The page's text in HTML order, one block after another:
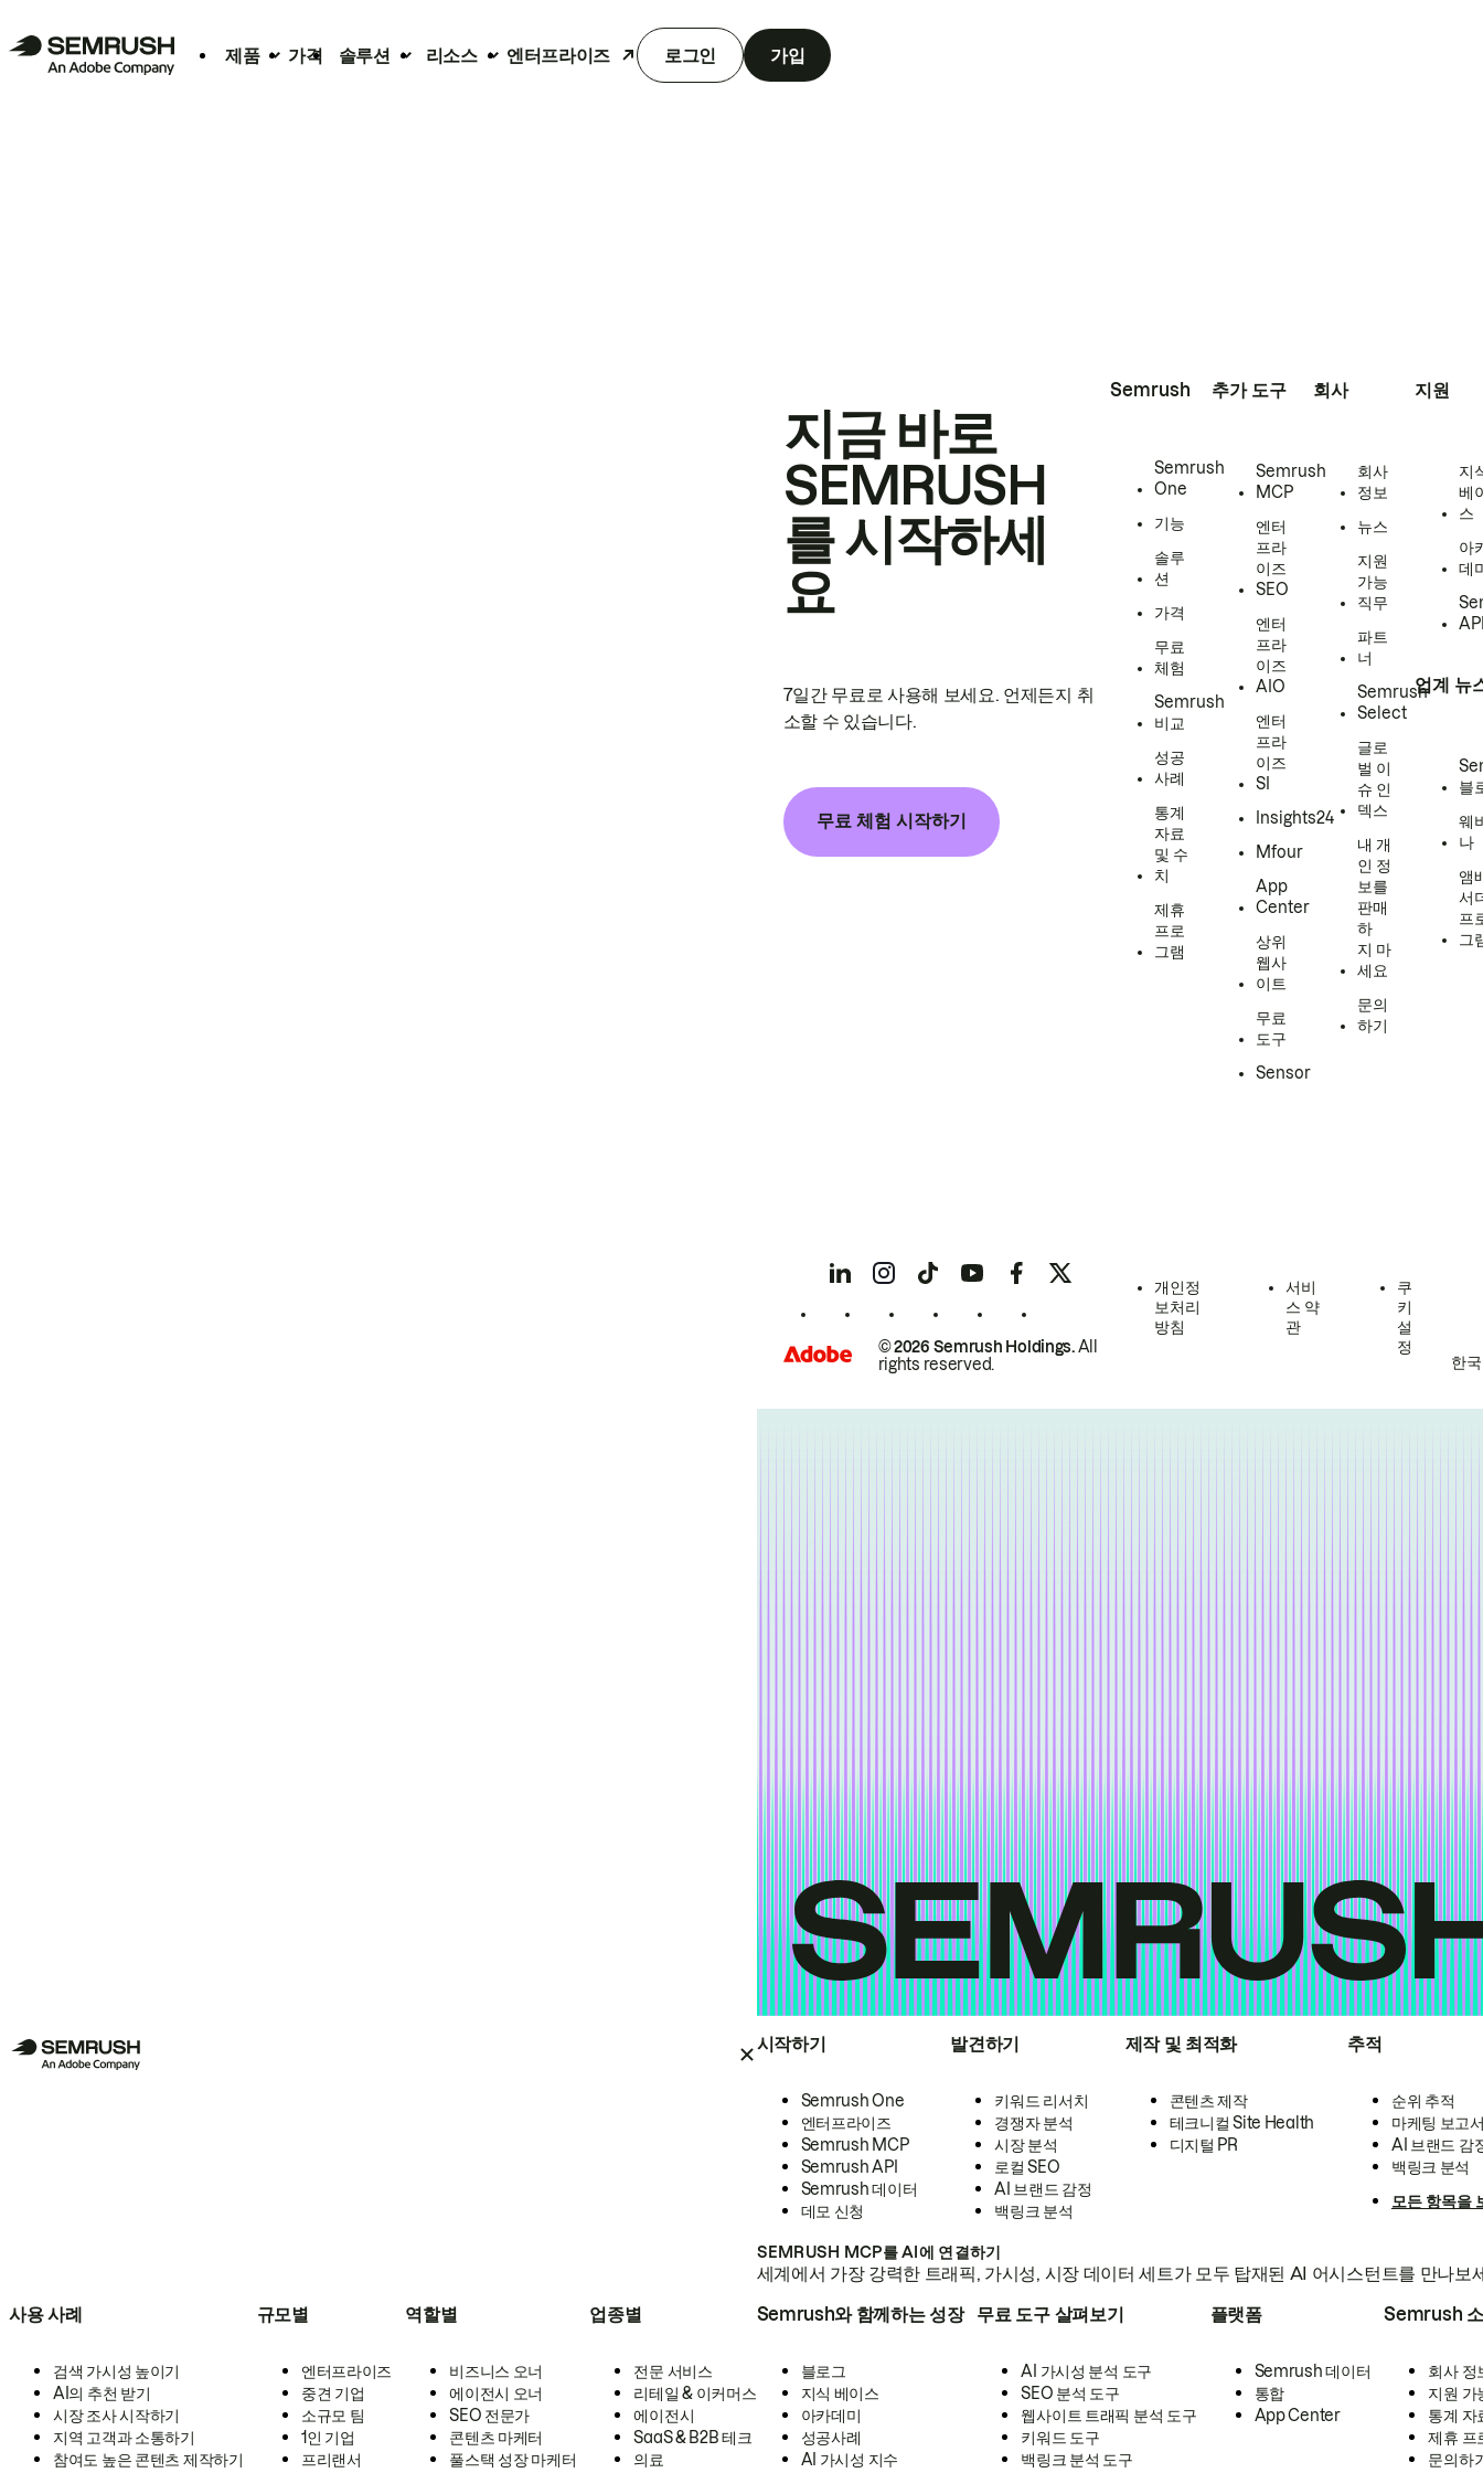
제품 가격 솔루션 리소스 엔터프라이즈 로그인 가입
시작하기
Semrush One
엔터프라이즈
Semrush MCP
Semrush API
Semrush 데이터
데모 신청
발견하기
키워드 리서치
경쟁자 분석
시장 분석
로컬 SEO
AI 브랜드 감정
백링크 분석
제작 및 최적화
콘텐츠 제작
테크니컬 Site Health
디지털 PR
추적
순위 추적
마케팅 보고
AI 브랜드 감
백링크 분석
모든 항목을
SEMRUSH MCP를 AI에 연결하기
세계에서 가장 강력한 트래픽, 가시성, 시장 데이터 세트가 모두 탑재된 AI 어시스턴트를 만나보
사용 사례
검색 가시성 높이기
AI의 추천 받기
시장 조사 시작하기
지역 고객과 소통하기
참여도 높은 콘텐츠 제작하기
규모별
엔터프라이즈
중견 기업
소규모 팀
1인 기업
프리랜서
역할별
비즈니스 오너
에이전시 오너
SEO 전문가
콘텐츠 마케터
풀스택 성장 마케터
업종별
전문 서비스
리테일 & 이커머스
에이전시
SaaS & B2B 테크
의료
Semrush와 함께하는 성장
블로그
지식 베이스
아카데미
성공사례
AI 가시성 지수
무료 도구 살펴보기
AI 가시성 분석 도구
SEO 분석 도구
웹사이트 트래픽 분석 도구
키워드 도구
백링크 분석 도구
플랫폼
Semrush 데이터
통합
App Center
Semrush
회사 정
지원 가
통계 자
제휴 프
문의하
지금 바로
SEMRUSH
를 시작하세
요
7일간 무료로 사용해 보세요. 언제든지 취
소할 수 있습니다.
무료 체험 시작하기
Semrush
Semrush
One
기능
솔루
션
가격
무료
체험
Semrush
비교
성공
사례
통계
자료
및 수
치
제휴
프로
그램
추가 도구
Semrush
MCP
엔터
프라
이즈
SEO
엔터
프라
이즈
AIO
엔터
프라
이즈
SI
Insights24
Mfour
App
Center
상위
웹사
이트
무료
도구
Sensor
회사
회사
정보
뉴스
지원
가능
직무
파트
너
Semrush
Select
글로
벌 이
슈 인
덱스
내 개
인 정
보를
판매
하
지 마
세요
문의
하기
지원
지
베
스
아
데
업계 뉴
블
웨
나
앰
서
프
그
© 2026 Semrush Holdings.All
rights reserved.
개인정
보처리
방침
서비
스 약
관
쿠
키
설
정
한